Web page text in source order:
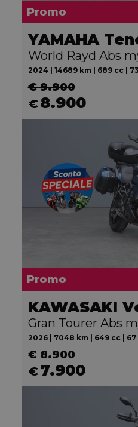
Promo
YAMAHA
World Rayd Abs
2024 | 14689 km | 689 cc |
€ 9.900
€8.900
Promo
KAWASAKI
Gran Tourer Abs
2026 | 7048 km | 649 cc | 67
€ 8.900
€7.900